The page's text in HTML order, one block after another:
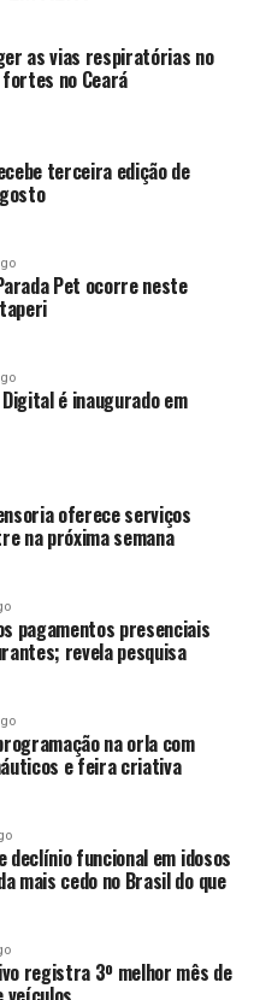
as vias respiratórias no
no Ceará
terceira edição de
Pet ocorre neste
é inaugurado em
oferece serviços
na próxima semana
pagamentos presenciais
revela pesquisa
na orla com
e feira criativa
declínio funcional em idosos
mais cedo no Brasil do que
registra 3º melhor mês de